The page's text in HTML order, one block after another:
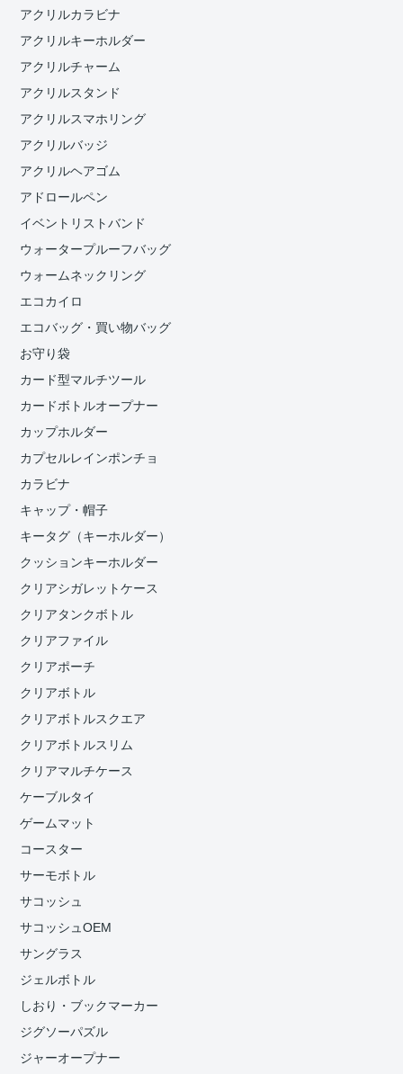
アクリルカラビナ
アクリルキーホルダー
アクリルチャーム
アクリルスタンド
アクリルスマホリング
アクリルバッジ
アクリルヘアゴム
アドロールペン
イベントリストバンド
ウォータープルーフバッグ
ウォームネックリング
エコカイロ
エコバッグ・買い物バッグ
お守り袋
カード型マルチツール
カードボトルオープナー
カップホルダー
カプセルレインポンチョ
カラビナ
キャップ・帽子
キータグ（キーホルダー）
クッションキーホルダー
クリアシガレットケース
クリアタンクボトル
クリアファイル
クリアポーチ
クリアボトル
クリアボトルスクエア
クリアボトルスリム
クリアマルチケース
ケーブルタイ
ゲームマット
コースター
サーモボトル
サコッシュ
サコッシュOEM
サングラス
ジェルボトル
しおり・ブックマーカー
ジグソーパズル
ジャーオープナー